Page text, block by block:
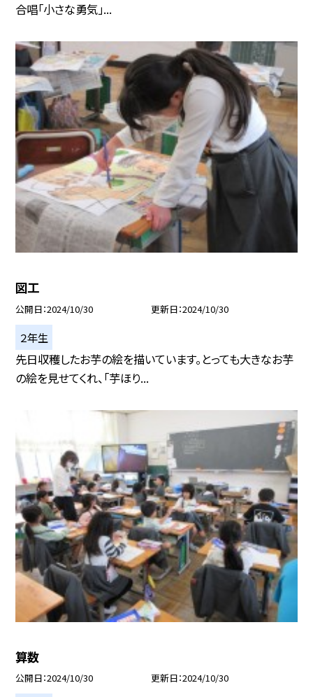
合唱「小さな勇気」...
図工
公開日 2024/10/30 更新日 2024/10/30
２年生
先日収穫したお芋の絵を描いています。とっても大きなお芋
の絵を見せてくれ、「芋ほり...
算数
公開日 2024/10/30 更新日 2024/10/30